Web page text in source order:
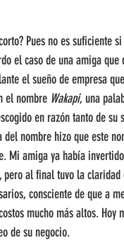
Pues no es suficiente
el caso de una amiga
el sueño de empresa
el nombre Wakapi, una
en razón tanto de
nombre hizo que este
Mi amiga ya había
al final tuvo la
consciente de que a
mucho más altos. Hoy
de su negocio.